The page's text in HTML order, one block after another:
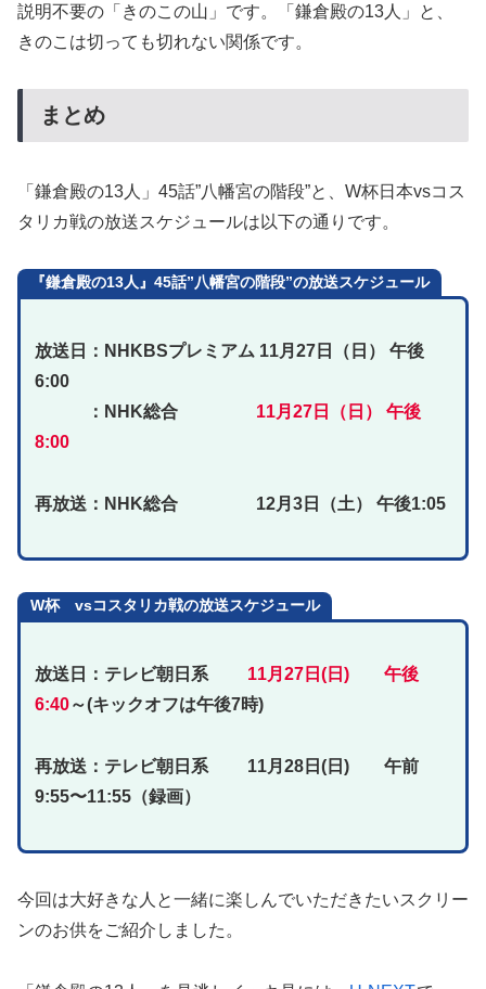
説明不要の「きのこの山」です。「鎌倉殿の13人」と、
きのこは切っても切れない関係です。
まとめ
「鎌倉殿の13人」45話”八幡宮の階段”と、W杯日本vsコス
タリカ戦の放送スケジュールは以下の通りです。
『鎌倉殿の13人』45話”八幡宮の階段”の放送スケジュール
放送日：NHKBSプレミアム 11月27日（日） 午後
6:00
：NHK総合 11月27日（日） 午後
8:00
再放送：NHK総合 12月3日（土） 午後1:05
W杯 vsコスタリカ戦の放送スケジュール
放送日：テレビ朝日系
11月27日(日) 午後
6:40～(キックオフは午後7時)
再放送：テレビ朝日系 11月28日(日) 午前
9:55〜11:55（録画）
今回は大好きな人と一緒に楽しんでいただきたいスクリー
ンのお供をご紹介しました。